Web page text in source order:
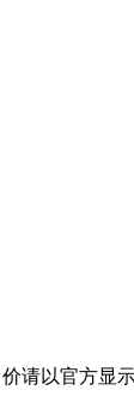
请以官方显